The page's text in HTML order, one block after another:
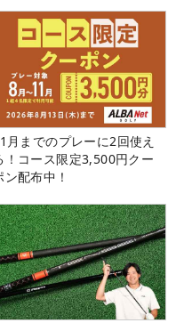
月までのプレーに2回使え
！コース限定3,500円クー
ン配布中！